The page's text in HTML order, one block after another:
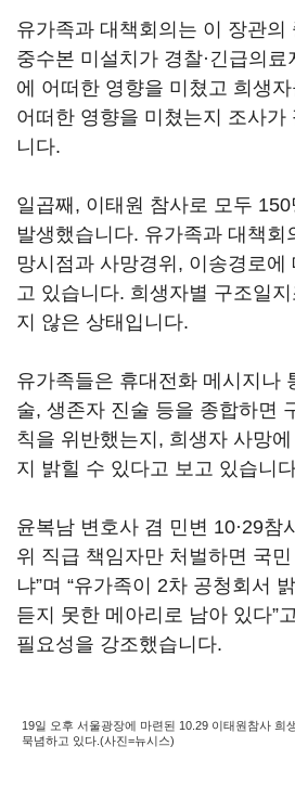
유가족과 대책회의는 이 장관의
중수본 미설치가 경찰·긴급의료
에 어떠한 영향을 미쳤고 희생자
어떠한 영향을 미쳤는지 조사가
니다.
일곱째, 이태원 참사로 모두
발생했습니다. 유가족과 대책회
망시점과 사망경위, 이송경로에
고 있습니다. 희생자별 구조일
지 않은 상태입니다.
유가족들은 휴대전화 메시지나
술, 생존자 진술 등을 종합하면
칙을 위반했는지, 희생자 사망
지 밝힐 수 있다고 보고 있습니
윤복남 변호사 겸 민변 10·29참
위 직급 책임자만 처벌하면 국
냐”며 “유가족이 2차 공청회서
듣지 못한 메아리로 남아 있다”
필요성을 강조했습니다.
19일 오후 서울광장에 마련된 10.29 이태원참사 희
묵념하고 있다.(사진=뉴시스)